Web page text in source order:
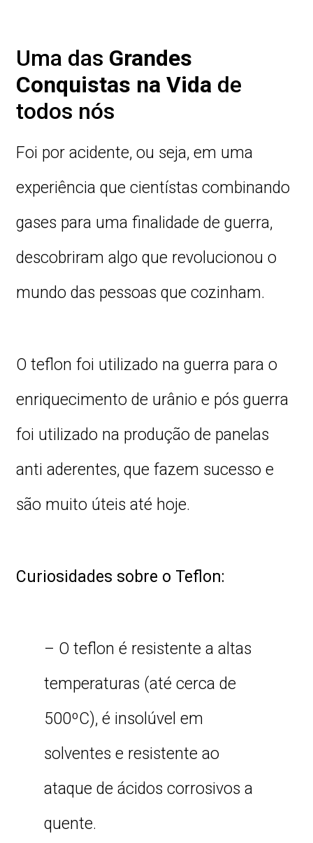
Uma das Grandes
Conquistas na Vida de
todos nós
Foi por acidente, ou seja, em uma
experiência que cientístas combinando
gases para uma finalidade de guerra,
descobriram algo que revolucionou o
mundo das pessoas que cozinham.
O teflon foi utilizado na guerra para o
enriquecimento de urânio e pós guerra
foi utilizado na produção de panelas
anti aderentes, que fazem sucesso e
são muito úteis até hoje.
Curiosidades sobre o Teflon:
– O teflon é resistente a altas
temperaturas (até cerca de
500ºC), é insolúvel em
solventes e resistente ao
ataque de ácidos corrosivos a
quente.